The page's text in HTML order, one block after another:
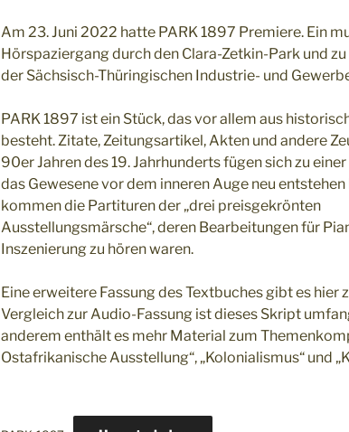
Am 23. Juni 2022 hatte PARK 1897 Premiere. Ein
Hörspaziergang durch den Clara-Zetkin-Park und
der Sächsisch-Thüringischen Industrie- und
PARK 1897 ist ein Stück, das vor allem aus
besteht. Zitate, Zeitungsartikel, Akten und andere
90er Jahren des 19. Jahrhunderts fügen sich zu
das Gewesene vor dem inneren Auge neu entstehen
kommen die Partituren der „drei preisgekrönten
Ausstellungsmärsche“, deren Bearbeitungen für
Inszenierung zu hören waren.
Eine erweitere Fassung des Textbuches gibt es hier
Vergleich zur Audio-Fassung ist dieses Skript
anderem enthält es mehr Material zum
Ostafrikanische Ausstellung“, „Kolonialismus“ und